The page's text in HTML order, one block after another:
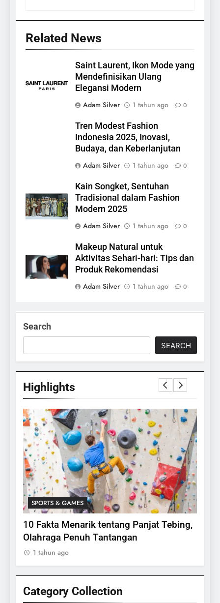
Related News
Saint Laurent, Ikon Mode yang
Mendefinisikan Ulang
Elegansi Modern
Adam Silver
1 tahun ago 0
Tren Modest Fashion
Indonesia 2025, Inovasi,
Budaya, dan Keberlanjutan
Adam Silver
1 tahun ago 0
Kain Songket, Sentuhan
Tradisional dalam Fashion
Modern 2025
Adam Silver
1 tahun ago 0
Makeup Natural untuk
Aktivitas Sehari-hari: Tips dan
Produk Rekomendasi
Adam Silver
1 tahun ago 0
Search
SEARCH
Highlights
SPORTS & GAMES
10 Fakta Menarik tentang Panjat Tebing,
Olahraga Penuh Tantangan
1 tahun ago
Category Collection